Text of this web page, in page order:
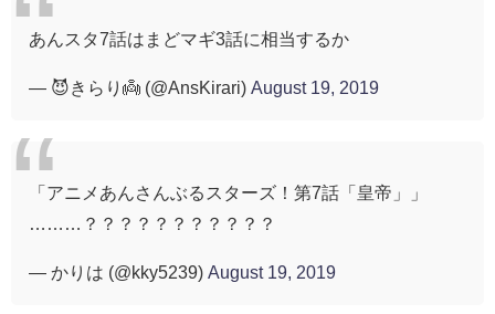
あんスタ7話はまどマギ3話に相当するか
— 😈きらり👼 (@AnsKirari) August 19, 2019
「アニメあんさんぶるスターズ！第7話「皇帝」」
………？？？？？？？？？？？
— かりは (@kky5239) August 19, 2019